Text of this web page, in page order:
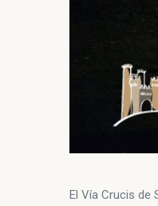
El Vía Crucis